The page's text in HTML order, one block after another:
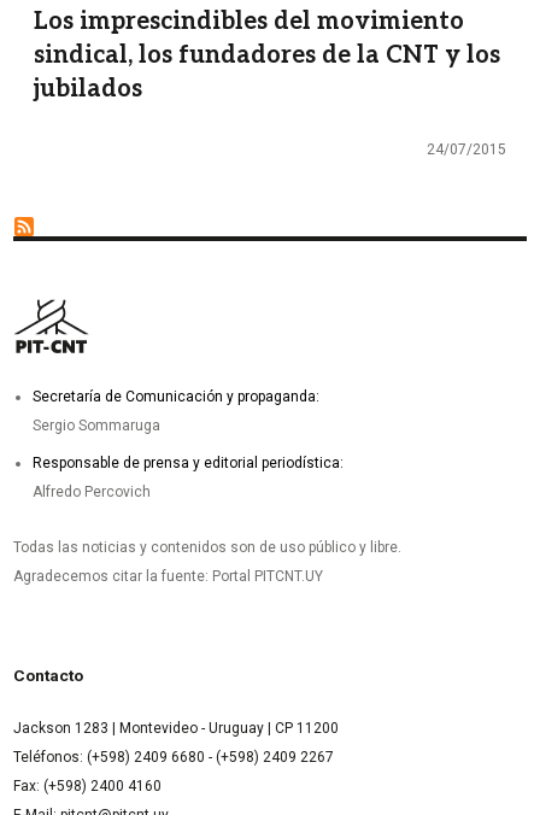
Los imprescindibles del movimiento
sindical, los fundadores de la CNT y los
jubilados
24/07/2015
Secretaría de Comunicación y propaganda:
Sergio Sommaruga
Responsable de prensa y editorial periodística:
Alfredo Percovich
Todas las noticias y contenidos son de uso público y libre.
Agradecemos citar la fuente: Portal PITCNT.UY
Contacto
Jackson 1283 | Montevideo - Uruguay | CP 11200
Teléfonos: (+598) 2409 6680 - (+598) 2409 2267
Fax: (+598) 2400 4160